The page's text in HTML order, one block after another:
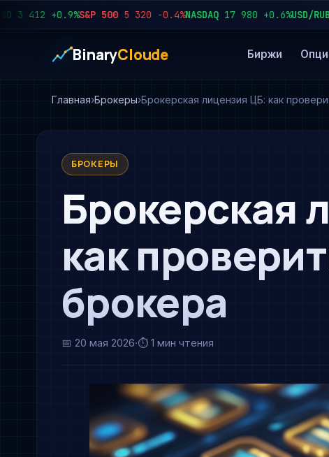
+0.9%S&P 500 5 320 −0.4%NASDAQ 17 980 +0.6%USD/RUB
BinaryCloude Биржи
Главная Брокеры Брокерская лицензия ЦБ: как
БРОКЕРЫ
Брокерская
как
брокера
📅20 мая 2026·⏱ 1 мин чтения